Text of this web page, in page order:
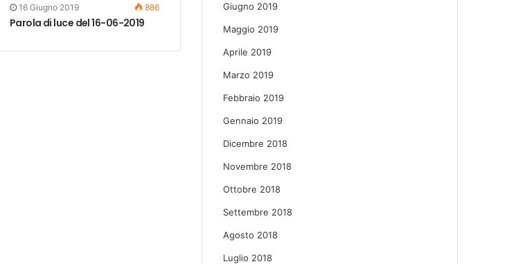
16 Giugno 2019 886
Parola di luce del 16-06-2019
Giugno 2019
Maggio 2019
Aprile 2019
Marzo 2019
Febbraio 2019
Gennaio 2019
Dicembre 2018
Novembre 2018
Ottobre 2018
Settembre 2018
Agosto 2018
Luglio 2018